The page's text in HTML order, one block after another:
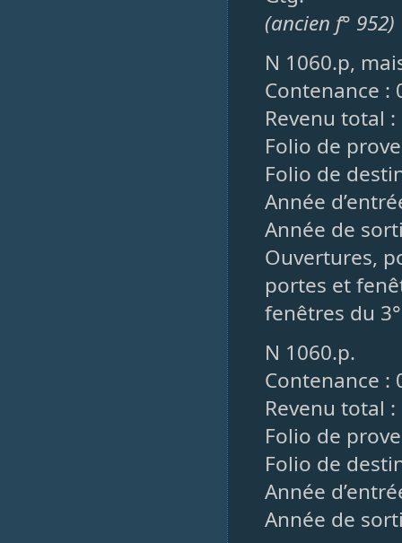
(ancien f° 952)
N 1060.p,
Contenance :
Revenu total
Folio de
Folio de
Année
Année de
Ouvertures,
portes et
fenêtres du
N 1060.p.
Contenance :
Revenu total :
Folio de
Folio de
Année
Année de